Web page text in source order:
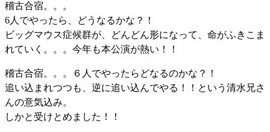
稽古合宿。。。
6人でやったら、どうなるかな？！
ビッグマウス症候群が、どんどん形になって、命がふきこま
れていく。。。今年も本公演が熱い！！
稽古合宿。。。６人でやったらどなるのかな？！
追い込まれつつも、逆に追い込んでやる！！という清水兄さ
んの意気込み。
しかと受けとめました！！